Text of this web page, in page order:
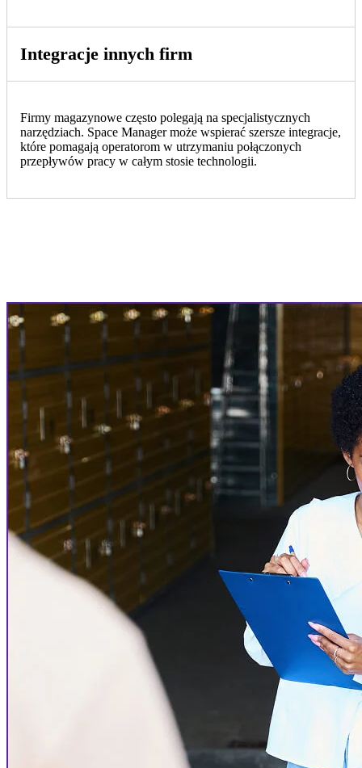
Integracje innych firm
Firmy magazynowe często polegają na specjalistycznych
narzędziach. Space Manager może wspierać szersze integracje,
które pomagają operatorom w utrzymaniu połączonych
przepływów pracy w całym stosie technologii.